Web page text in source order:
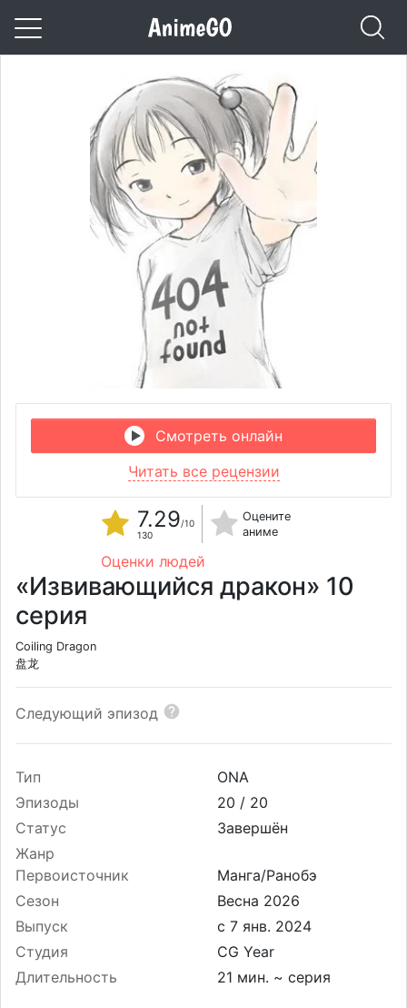
Смотреть онлайн
Читать все рецензии
7.29/10
130
Оцените
аниме
Оценки людей
«Извивающийся дракон» 10
серия
Coiling Dragon
盘龙
Следующий эпизод
Тип
ONA
Эпизоды
20 / 20
Статус
Завершён
Жанр
Первоисточник
Манга/Ранобэ
Сезон
Весна 2026
Выпуск
Студия
CG Year
Длительность
21 мин. ~ серия